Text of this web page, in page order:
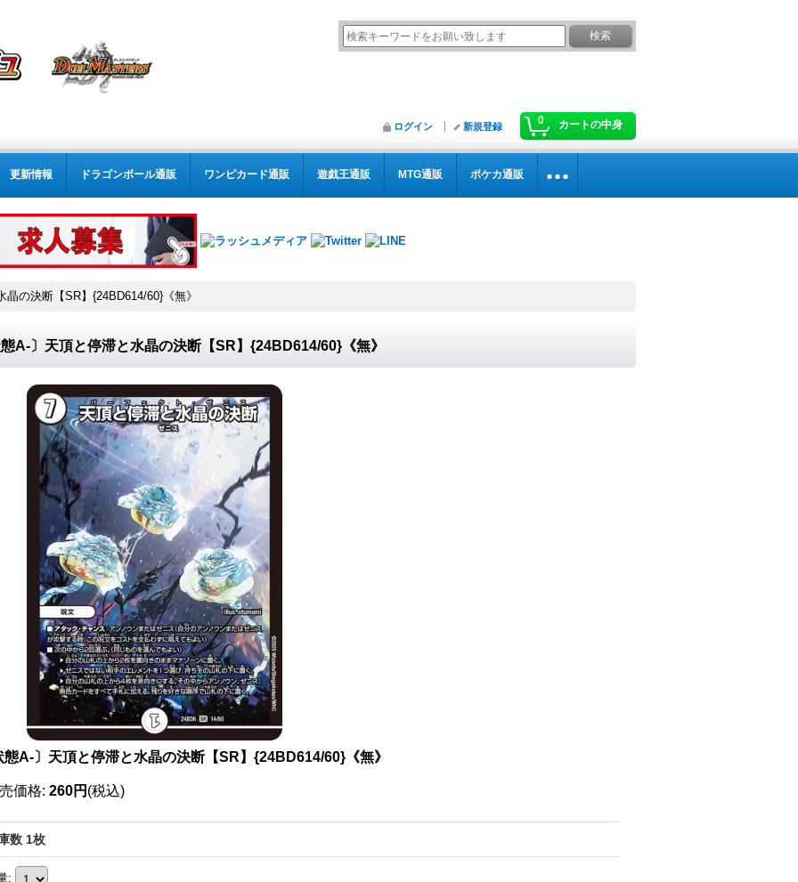
0 カートの中身
ログイン 新規登録
更新情報 ドラゴンボール通販 ワンピカード通販 遊戯王通販 MTG通販 ポケカ通販
の決断【SR】{24BD614/60}《無》
A-〕天頂と停滞と水晶の決断【SR】{24BD614/60}《無》
態A-〕天頂と停滞と水晶の決断【SR】{24BD614/60}《無》
価格: 260円 (税込)
数 1枚
: